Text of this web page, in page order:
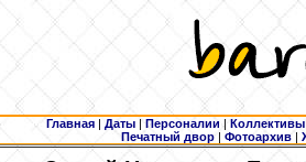
Главная | Даты | Персоналии | Коллективы
Печатный двор | Фотоархив |